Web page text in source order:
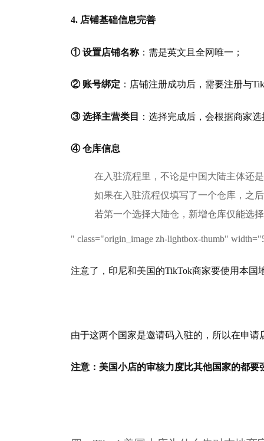
4. 店铺基础信息完善
① 设置店铺名称：需是英文且全网唯一；
② 账号绑定 ：店铺注册成功后，需要注册与
③ 选择主营类目 ：选择完成后，会根据商家
④ 仓库信息
在入驻流程里，不论是中国大陆主体还
如果在入驻流程仅填写了一个仓库，之
若第一个选择大陆仓，新增仓库仅能选
" class="origin_image zh-lightbox-thumb"
注意了，印尼和美国的TikTok商家要使用本国
由于这两个国家是邀请码入驻的，所以在申
注意：美国小店的审核力度比其他国家的都